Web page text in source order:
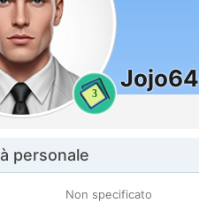
3
personale
Non specificato